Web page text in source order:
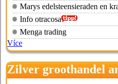
Marys edelsteensieraden en
Info otracosa
Menga trading
Více
Zilver groothandel